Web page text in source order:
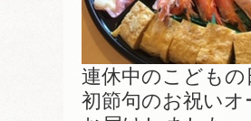
連休中のこどもの
初節句のお祝いオ